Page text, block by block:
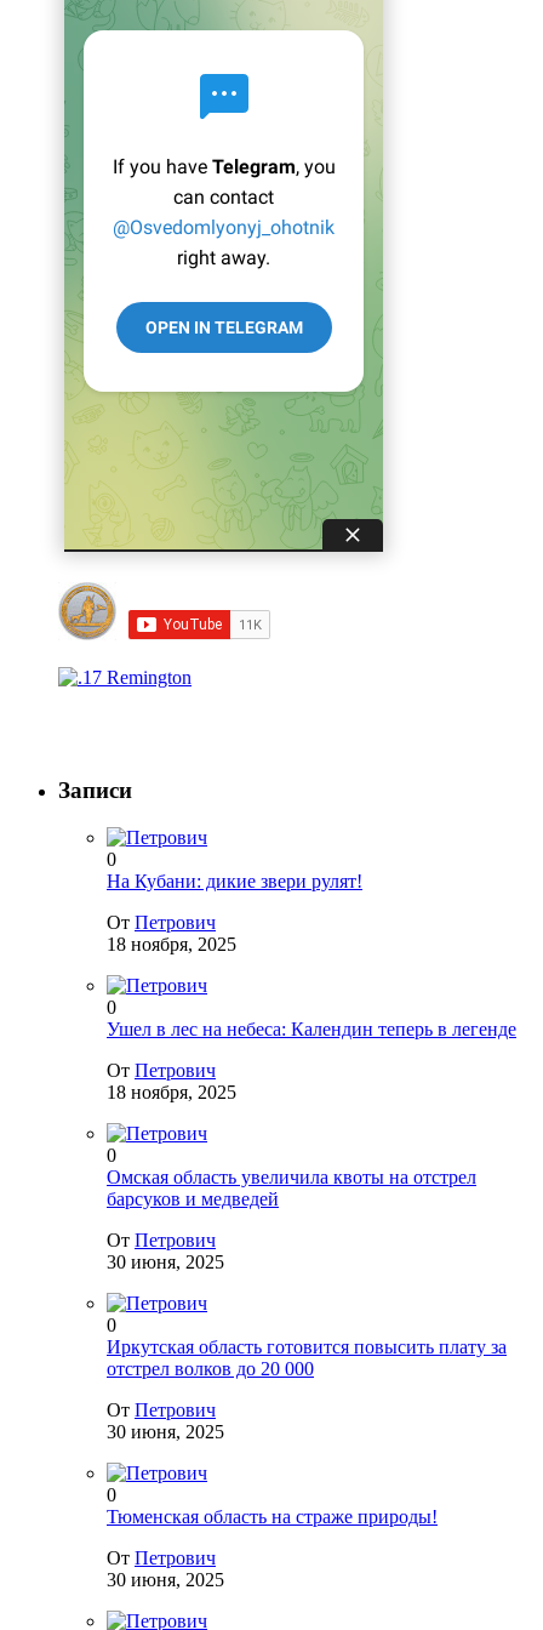
Записи
0
На Кубани: дикие звери рулят!
От Петрович
18 ноября, 2025
0
Ушел в лес на небеса: Календин теперь в легенде
От Петрович
18 ноября, 2025
0
Омская область увеличила квоты на отстрел
барсуков и медведей
От Петрович
30 июня, 2025
0
Иркутская область готовится повысить плату за
отстрел волков до 20 000
От Петрович
30 июня, 2025
0
Тюменская область на страже природы!
От Петрович
30 июня, 2025